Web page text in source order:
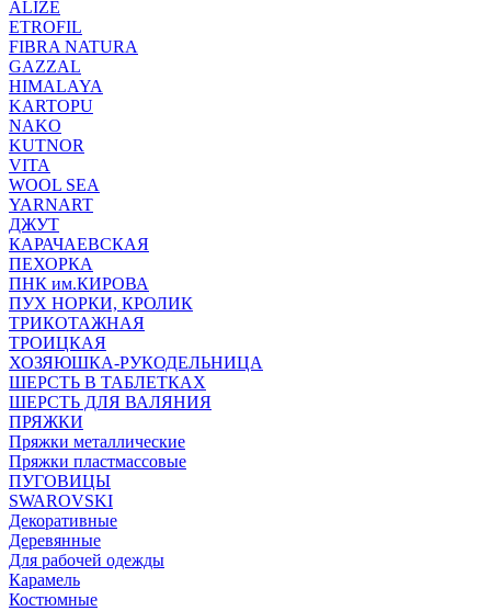
ALIZE
ETROFIL
FIBRA NATURA
GAZZAL
HIMALAYA
KARTOPU
NAKO
KUTNOR
VITA
WOOL SEA
YARNART
ДЖУТ
КАРАЧАЕВСКАЯ
ПЕХОРКА
ПНК им.КИРОВА
ПУХ НОРКИ, КРОЛИК
ТРИКОТАЖНАЯ
ТРОИЦКАЯ
ХОЗЯЮШКА-РУКОДЕЛЬНИЦА
ШЕРСТЬ В ТАБЛЕТКАХ
ШЕРСТЬ ДЛЯ ВАЛЯНИЯ
ПРЯЖКИ
Пряжки металлические
Пряжки пластмассовые
ПУГОВИЦЫ
SWAROVSKI
Декоративные
Деревянные
Для рабочей одежды
Карамель
Костюмные